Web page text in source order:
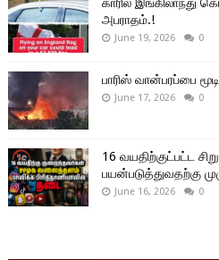
அபராதம்.!
June 19, 2026 0
பாரிஸ் வான்பரப்பை
June 17, 2026 0
16 வயதிற்குட்பட்ட
பயன்படுத்துவதற்கு
June 16, 2026 0